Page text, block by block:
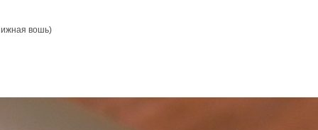
вошь)